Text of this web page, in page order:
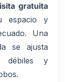
gratuita
espacio y
Una
se ajusta
débiles y